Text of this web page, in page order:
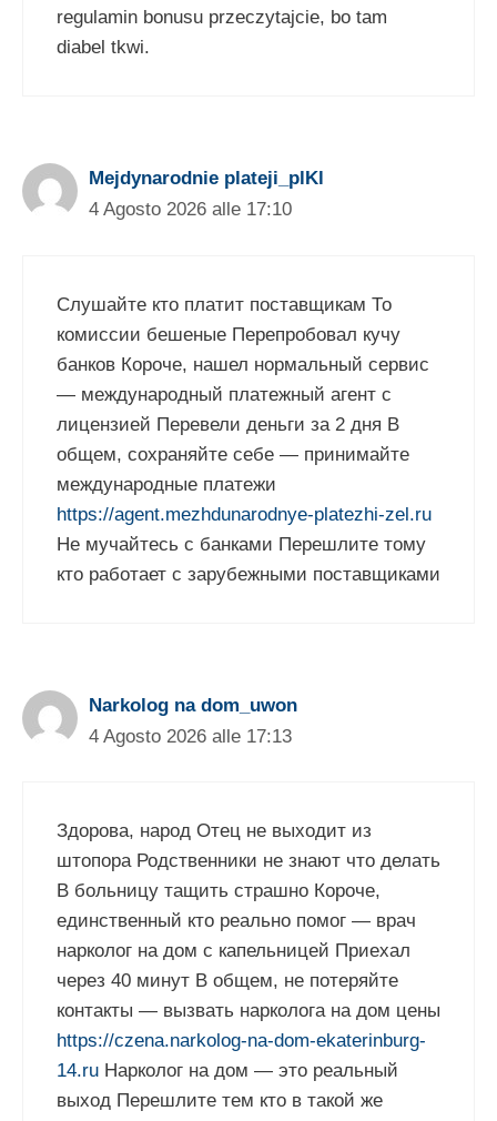
regulamin bonusu przeczytajcie, bo tam
diabel tkwi.
Mejdynarodnie plateji_plKl
4 Agosto 2026 alle 17:10
Слушайте кто платит поставщикам То
комиссии бешеные Перепробовал кучу
банков Короче, нашел нормальный сервис
— международный платежный агент с
лицензией Перевели деньги за 2 дня В
общем, сохраняйте себе — принимайте
международные платежи
https://agent.mezhdunarodnye-platezhi-zel.ru
Не мучайтесь с банками Перешлите тому
кто работает с зарубежными поставщиками
Narkolog na dom_uwon
4 Agosto 2026 alle 17:13
Здорова, народ Отец не выходит из
штопора Родственники не знают что делать
В больницу тащить страшно Короче,
единственный кто реально помог — врач
нарколог на дом с капельницей Приехал
через 40 минут В общем, не потеряйте
контакты — вызвать нарколога на дом цены
https://czena.narkolog-na-dom-ekaterinburg-
14.ru Нарколог на дом — это реальный
выход Перешлите тем кто в такой же